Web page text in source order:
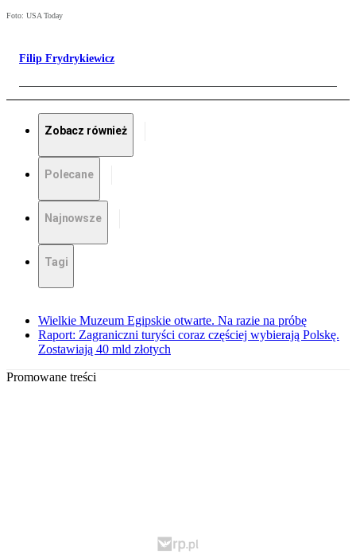
Foto: USA Today
Filip Frydrykiewicz
Zobacz również
Polecane
Najnowsze
Tagi
Wielkie Muzeum Egipskie otwarte. Na razie na próbę
Raport: Zagraniczni turyści coraz częściej wybierają Polskę.
Zostawiają 40 mld złotych
Promowane treści